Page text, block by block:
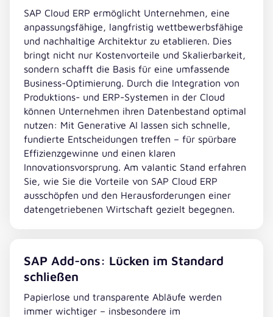
SAP Cloud ERP ermöglicht Unternehmen, eine
anpassungsfähige, langfristig wettbewerbsfähige
und nachhaltige Architektur zu etablieren. Dies
bringt nicht nur Kostenvorteile und Skalierbarkeit,
sondern schafft die Basis für eine umfassende
Business-Optimierung. Durch die Integration von
Produktions- und ERP-Systemen in der Cloud
können Unternehmen ihren Datenbestand optimal
nutzen: Mit Generative AI lassen sich schnelle,
fundierte Entscheidungen treffen – für spürbare
Effizienzgewinne und einen klaren
Innovationsvorsprung. Am valantic Stand erfahren
Sie, wie Sie die Vorteile von SAP Cloud ERP
ausschöpfen und den Herausforderungen einer
datengetriebenen Wirtschaft gezielt begegnen.
SAP Add-ons: Lücken im Standard
schließen
Papierlose und transparente Abläufe werden
immer wichtiger – insbesondere im